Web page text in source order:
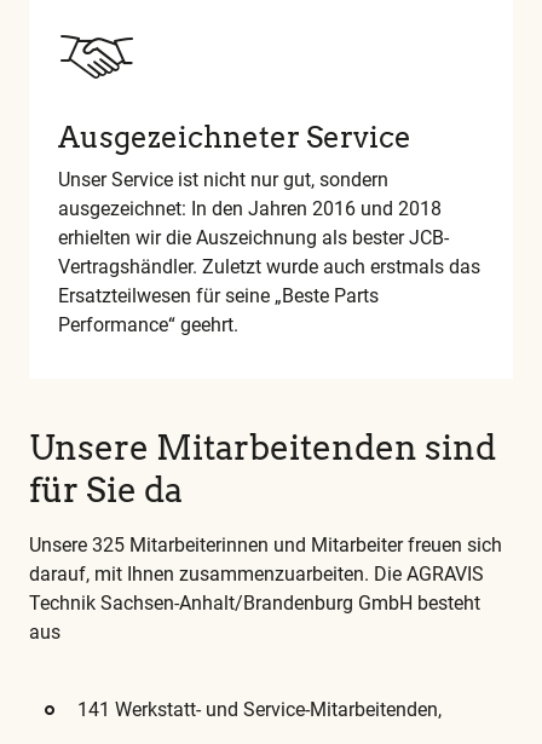
wichtigen
Begriffe
Glossar
Ausgezeichneter Service
Unser Service ist nicht nur gut, sondern
ausgezeichnet: In den Jahren 2016 und 2018
erhielten wir die Auszeichnung als bester JCB-
Vertragshändler. Zuletzt wurde auch erstmals das
Ersatzteilwesen für seine „Beste Parts
Performance“ geehrt.
Unsere Mitarbeitenden sind
für Sie da
Unsere 325 Mitarbeiterinnen und Mitarbeiter freuen sich
darauf, mit Ihnen zusammenzuarbeiten. Die AGRAVIS
Technik Sachsen-Anhalt/Brandenburg GmbH besteht
aus
141 Werkstatt- und Service-Mitarbeitenden,